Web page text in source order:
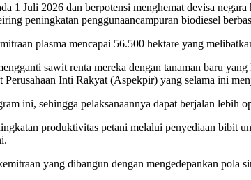
1 Juli 2026 dan berpotensi menghemat devisa negara
peningkatan penggunaancampuran biodiesel
plasma mencapai 56.500 hektare yang
sawit renta mereka dengan tanaman baru yang
Perusahaan Inti Rakyat (Aspekpir) yang selama ini
ini, sehingga pelaksanaannya dapat berjalan lebih
produktivitas petani melalui penyediaan bibit
.
yang dibangun dengan mengedepankan pola